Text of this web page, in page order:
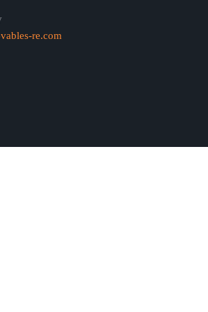
re.com